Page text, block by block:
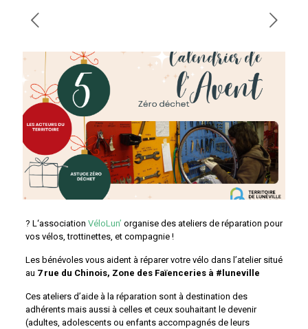
?‍ L ‘association VéloLun’ organise des ateliers de réparation pour
vos vélos, trottinettes, et compagnie !
Les bénévoles vous aident à réparer votre vélo dans l’atelier situé
au 7 rue du Chinois, Zone des Faïenceries à #luneville
Ces ateliers d’aide à la réparation sont à destination des
adhérents mais aussi à celles et ceux souhaitant le devenir
(adultes, adolescents ou enfants accompagnés de leurs